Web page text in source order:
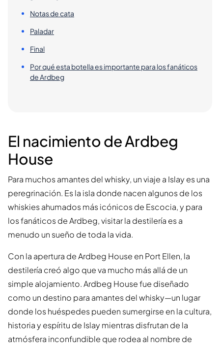
Notas de cata
Paladar
Final
Por qué esta botella es importante para los fanáticos
de Ardbeg
El nacimiento de Ardbeg
House
Para muchos amantes del whisky, un viaje a Islay es una
peregrinación. Es la isla donde nacen algunos de los
whiskies ahumados más icónicos de Escocia, y para
los fanáticos de Ardbeg, visitar la destilería es a
menudo un sueño de toda la vida.
Con la apertura de Ardbeg House en Port Ellen, la
destilería creó algo que va mucho más allá de un
simple alojamiento. Ardbeg House fue diseñado
como un destino para amantes del whisky—un lugar
donde los huéspedes pueden sumergirse en la cultura,
historia y espíritu de Islay mientras disfrutan de la
atmósfera inconfundible que rodea al nombre de